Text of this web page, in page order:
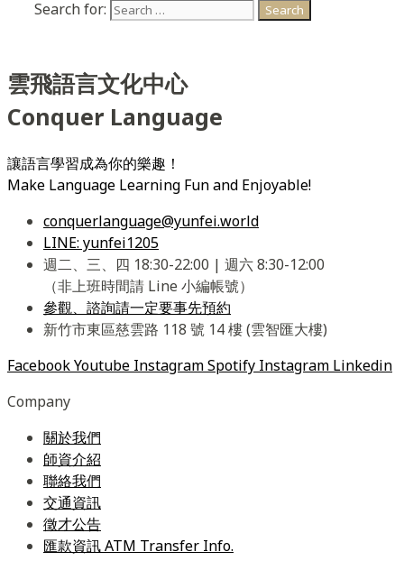
Search for:
雲飛語言文化中心
Conquer Language
讓語言學習成為你的樂趣！
Make Language Learning Fun and Enjoyable!
conquerlanguage@yunfei.world
LINE: yunfei1205
週二、三、四 18:30-22:00 | 週六 8:30-12:00
（非上班時間請 Line 小編帳號）
參觀、諮詢請一定要事先預約
新竹市東區慈雲路 118 號 14 樓 (雲智匯大樓)
FacebookYoutube InstagramSpotify Instagram Linkedin
Company
關於我們
師資介紹
聯絡我們
交通資訊
徵才公告
匯款資訊 ATM Transfer Info.